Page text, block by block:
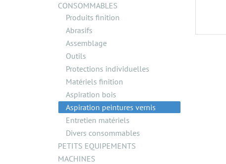
CONSOMMABLES
Produits finition
Abrasifs
Assemblage
Outils
Protections individuelles
Matériels finition
Aspiration bois
Aspiration peintures vernis
Entretien matériels
Divers consommables
PETITS EQUIPEMENTS
MACHINES